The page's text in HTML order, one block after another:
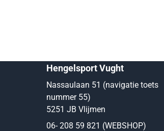
Hengelsport Vught
Nassaulaan 51 (navigatie toets
nummer 55)
5251 JB Vlijmen
06- 208 59 821 (WEBSHOP)